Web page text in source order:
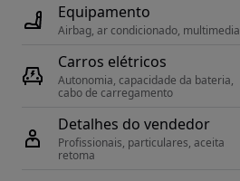
Equipamento
Airbag, ar condicionado, multimedia
Carros elétricos
Autonomia, capacidade da bateria,
cabo de carregamento
Detalhes do vendedor
Profissionais, particulares, aceita
retoma